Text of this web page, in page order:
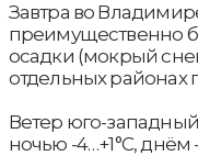
Завтра во
преимущественно
осадки (мокрый
отдельных районах
Ветер юго-западный
ночью -4…+1°С, днём